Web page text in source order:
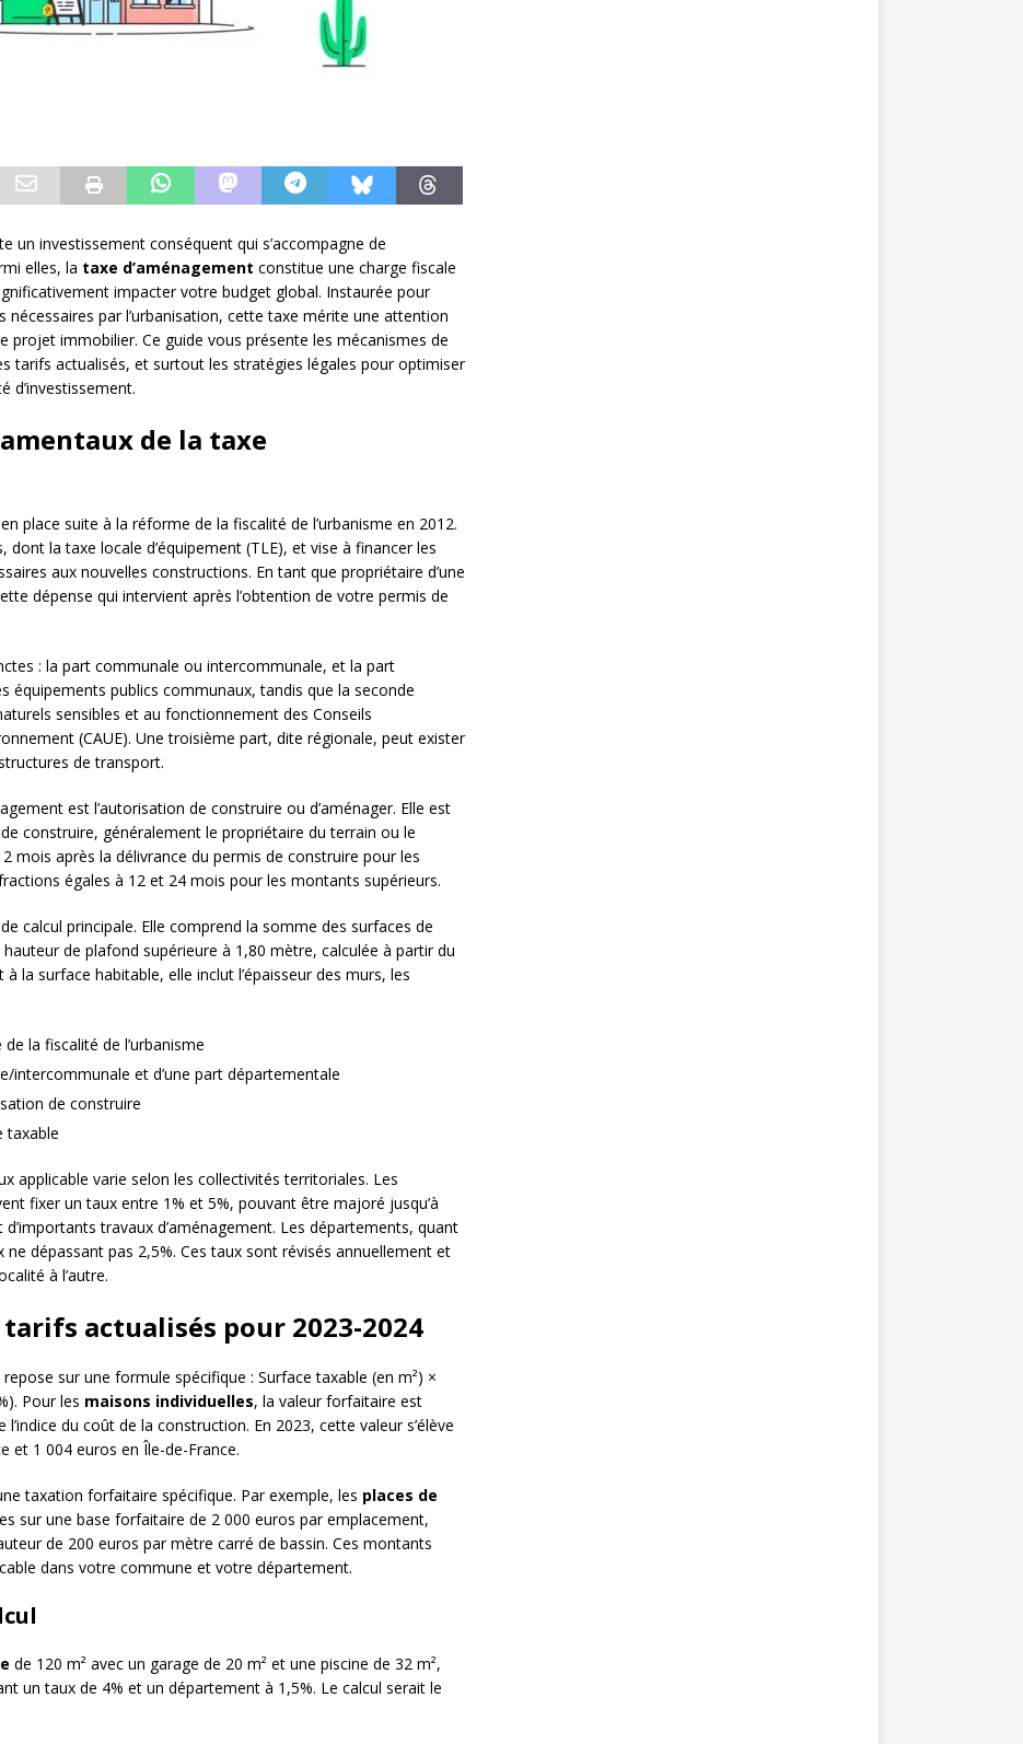
un investissement conséquent qui s’accompagne de
elles, la taxe d’aménagement constitue une charge fiscale
impacter votre budget global. Instaurée pour
nécessaires par l’urbanisation, cette taxe mérite une attention
projet immobilier. Ce guide vous présente les mécanismes de
tarifs actualisés, et surtout les stratégies légales pour optimiser
d’investissement.
de la taxe
place suite à la réforme de la fiscalité de l’urbanisme en 2012.
dont la taxe locale d’équipement (TLE), et vise à financer les
aux nouvelles constructions. En tant que propriétaire d’une
dépense qui intervient après l’obtention de votre permis de
: la part communale ou intercommunale, et la part
équipements publics communaux, tandis que la seconde
sensibles et au fonctionnement des Conseils
(CAUE). Une troisième part, dite régionale, peut exister
de transport.
est l’autorisation de construire ou d’aménager. Elle est
construire, généralement le propriétaire du terrain ou le
mois après la délivrance du permis de construire pour les
égales à 12 et 24 mois pour les montants supérieurs.
calcul principale. Elle comprend la somme des surfaces de
de plafond supérieure à 1,80 mètre, calculée à partir du
la surface habitable, elle inclut l’épaisseur des murs, les
la fiscalité de l’urbanisme
intercommunale et d’une part départementale
de construire
taxable
applicable varie selon les collectivités territoriales. Les
fixer un taux entre 1% et 5%, pouvant être majoré jusqu’à
travaux d’aménagement. Les départements, quant
dépassant pas 2,5%. Ces taux sont révisés annuellement et
à l’autre.
actualisés pour 2023-2024
repose sur une formule spécifique : Surface taxable (en m²) ×
Pour les maisons individuelles, la valeur forfaitaire est
du coût de la construction. En 2023, cette valeur s’élève
et 1 004 euros en Île-de-France.
taxation forfaitaire spécifique. Par exemple, les places de
sur une base forfaitaire de 2 000 euros par emplacement,
de 200 euros par mètre carré de bassin. Ces montants
dans votre commune et votre département.
de 120 m² avec un garage de 20 m² et une piscine de 32 m²,
un taux de 4% et un département à 1,5%. Le calcul serait le